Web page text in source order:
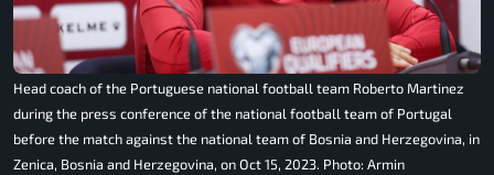
Head coach of the Portuguese national football team Roberto Martinez
during the press conference of the national football team of Portugal
before the match against the national team of Bosnia and Herzegovina, in
Zenica, Bosnia and Herzegovina, on Oct 15, 2023. Photo: Armin